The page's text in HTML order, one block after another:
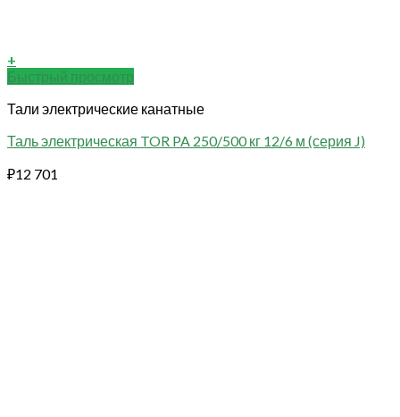
+
Быстрый просмотр
Тали электрические канатные
Таль электрическая TOR PA 250/500 кг 12/6 м (серия J)
₽12 701